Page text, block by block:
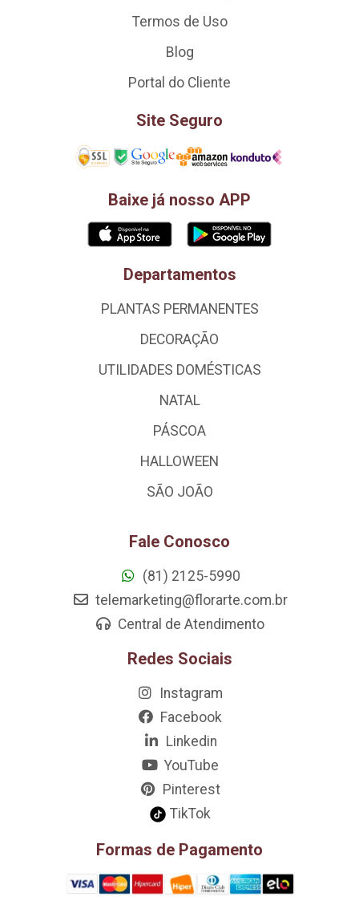
Termos de Uso
Blog
Portal do Cliente
Site Seguro
Baixe já nosso APP
Departamentos
PLANTAS PERMANENTES
DECORAÇÃO
UTILIDADES DOMÉSTICAS
NATAL
PÁSCOA
HALLOWEEN
SÃO JOÃO
Fale Conosco
(81) 2125-5990
telemarketing@florarte.com.br
Central de Atendimento
Redes Sociais
Instagram
Facebook
Linkedin
YouTube
Pinterest
TikTok
Formas de Pagamento